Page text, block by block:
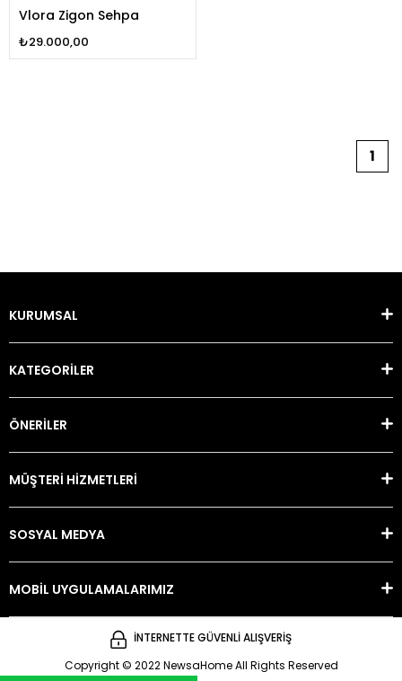
Vlora Zigon Sehpa
₺29.000,00
1
KURUMSAL
KATEGORİLER
ÖNERİLER
MÜŞTERİ HİZMETLERİ
SOSYAL MEDYA
MOBİL UYGULAMALARIMIZ
İNTERNETTE GÜVENLİ ALIŞVERİŞ
Copyright © 2022 NewsaHome All Rights Reserved